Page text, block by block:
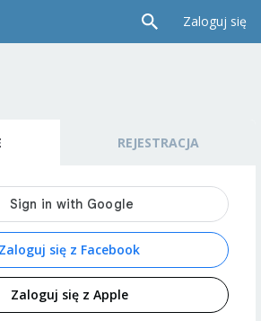
Zaloguj się
REJESTRACJA
Zaloguj się z Facebook
Zaloguj się z Apple